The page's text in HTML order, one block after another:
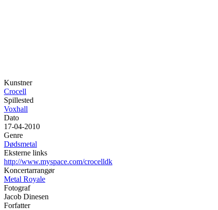
Kunstner
Crocell
Spillested
Voxhall
Dato
17-04-2010
Genre
Dødsmetal
Eksterne links
http://www.myspace.com/crocelldk
Koncertarrangør
Metal Royale
Fotograf
Jacob Dinesen
Forfatter